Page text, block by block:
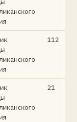
112
21